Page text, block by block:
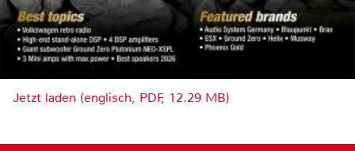
Jetzt laden (englisch, PDF, 12.29 MB)